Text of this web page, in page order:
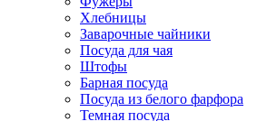
Хлебницы
Заварочные чайники
Посуда для чая
Штофы
Барная посуда
Посуда из белого фарфора
Темная посуда